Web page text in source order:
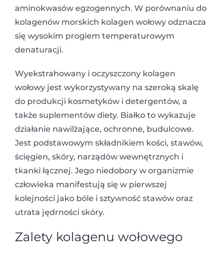
aminokwasów egzogennych. W porównaniu do
kolagenów morskich kolagen wołowy odznacza
się wysokim progiem temperaturowym
denaturacji.
Wyekstrahowany i oczyszczony kolagen
wołowy jest wykorzystywany na szeroką skalę
do produkcji kosmetyków i detergentów, a
także suplementów diety. Białko to wykazuje
działanie nawilżające, ochronne, budulcowe.
Jest podstawowym składnikiem kości, stawów,
ścięgien, skóry, narządów wewnętrznych i
tkanki łącznej. Jego niedobory w organizmie
człowieka manifestują się w pierwszej
kolejności jako bóle i sztywność stawów oraz
utrata jędrności skóry.
Zalety kolagenu wołowego